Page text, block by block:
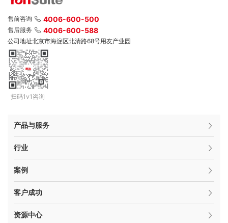
售前咨询 4006-600-500
售后服务 4006-600-588
公司地址北京市海淀区北清路68号用友产业园
扫码1v1咨询
产品与服务
行业
案例
客户成功
资源中心